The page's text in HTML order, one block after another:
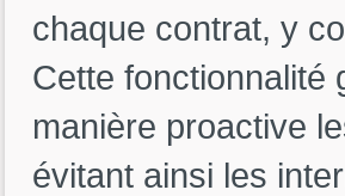
chaque contrat, y
Cette fonctionnalité
manière proactive
évitant ainsi les